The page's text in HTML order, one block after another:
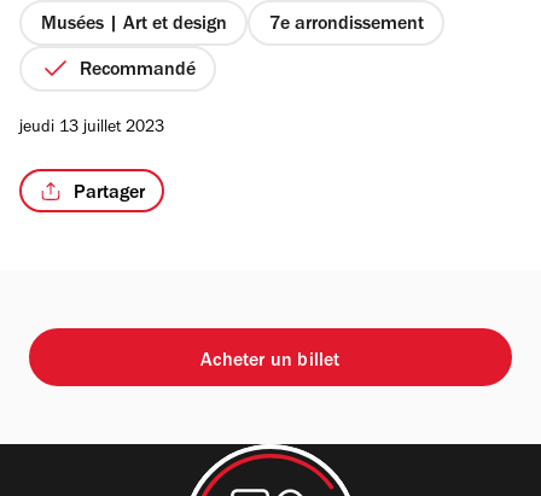
Musées | Art et design 7e arrondissement
Recommandé
jeudi 13 juillet 2023
Partager
Acheter un billet